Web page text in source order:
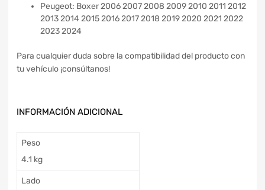
Peugeot: Boxer 2006 2007 2008 2009 2010 2011 2012
2013 2014 2015 2016 2017 2018 2019 2020 2021 2022
2023 2024
Para cualquier duda sobre la compatibilidad del producto con
tu vehículo ¡consúltanos!
INFORMACIÓN ADICIONAL
Peso
4.1 kg
Lado